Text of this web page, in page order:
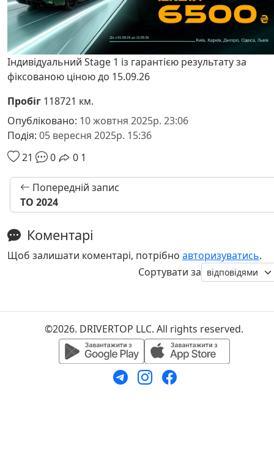
Індивідуальний Stage 1 із гарантією результату за
фіксованою ціною до 15.09.26
Пробіг 118721 км.
Опубліковано: 10 жовтня 2025р. 23:06
Подія: 05 вересня 2025р. 15:36
21
0 0 1
Попередній запис
ТО 2024
Коментарі
Щоб залишати коментарі, потрібно авторизуватись.
Сортувати за
©2026. DRIVERTOP LLC. All rights reserved.